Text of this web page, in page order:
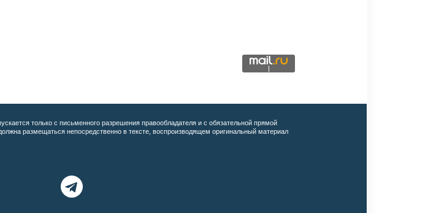
только с письменного разрешения правообладателя и с обязательной прямой
размещаться непосредственно в тексте, воспроизводящем оригинальный материал